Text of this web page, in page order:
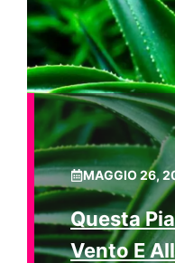
MAGGIO 26,
Questa
Vento E